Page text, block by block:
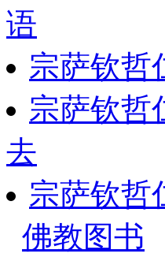
语
宗萨钦哲
宗萨钦哲
去
宗萨钦哲
佛教图书